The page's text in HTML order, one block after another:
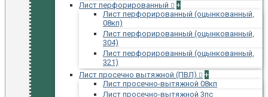
Лист перфорированный
+
Лист перфорированный (оцынкованный,
08кп)
Лист перфорированный (оцынкованный,
304)
Лист перфорированный (оцынкованный,
321)
Лист просечно вытяжной (ПВЛ)
+
Лист просечно-вытяжной 08кп
Лист просечно-вытяжной 3пс